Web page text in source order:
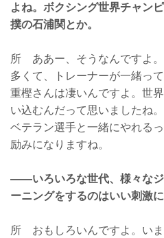
よね。ボクシング世界チャン
撲の石浦関とか。
所 ああー、そうなんですよ
多くて、トレーナーが一緒っ
重樫さんは凄いんですよ。世
い込むんだって思いましたね
ベテラン選手と一緒にやれる
励みになりますね。
——いろいろな世代、様々な
ーニングをするのはいい刺激
所 おもしろいんですよ。いま